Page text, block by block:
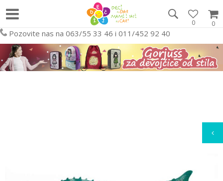
0
0
Pozovite nas na 063/55 33 46 i 011/452 92 40